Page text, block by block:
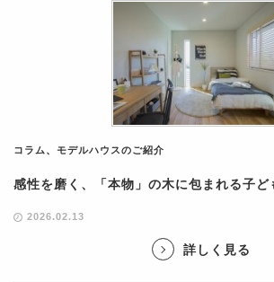
コラム 、 モデルハウスのご紹介
感性を磨く、「本物」の木に包まれる子ど
2026.02.13
詳しく見る